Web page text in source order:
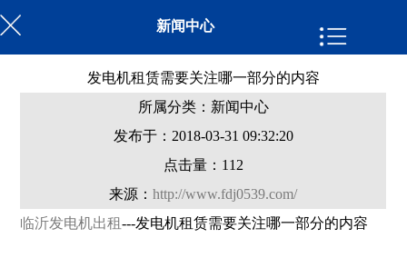
新闻中心
发电机租赁需要关注哪一部分的内容
所属分类：新闻中心
发布于：2018-03-31 09:32:20
点击量： 112
来源：http://www.fdj0539.com/
临沂发电机出租---发电机租赁需要关注哪一部分的内容